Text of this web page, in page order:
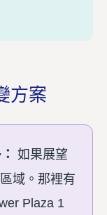
方案
如果展望
域。那裡有
Plaza 1